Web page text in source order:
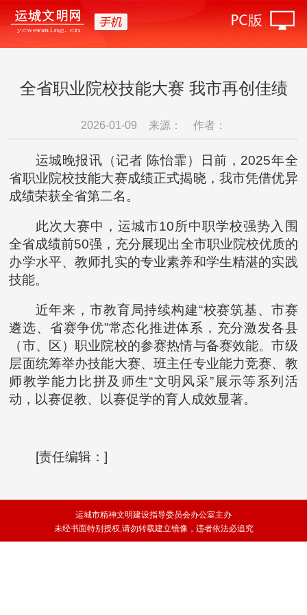
全省职业院校技能大赛 我市再创佳绩
2026-01-09 来源： 作者：
运城晚报讯（记者 陈怡霏）日前，2025年全
省职业院校技能大赛成绩正式揭晓，我市凭借优异
成绩荣获全省第二名。
此次大赛中，运城市10所中职学校强势入围
全省成绩前50强，充分展现出全市职业院校优质的
办学水平、教师扎实的专业素养和学生精湛的实践
技能。
近年来，市教育局持续构建“校赛筑基、市赛
遴选、省赛争优”常态化推进体系，充分激发各县
（市、区）职业院校的参赛热情与备赛效能。市级
层面统筹举办技能大赛、班主任专业能力竞赛、教
师教学能力比拼及师生“文明风采”展示等系列活
动，以赛促教、以赛促学的育人成效显著。
[责任编辑：]
运城市精神文明建设指导委员会办公室主办
未经书面特别授权,请勿转载建立镜像，违者依法必追究